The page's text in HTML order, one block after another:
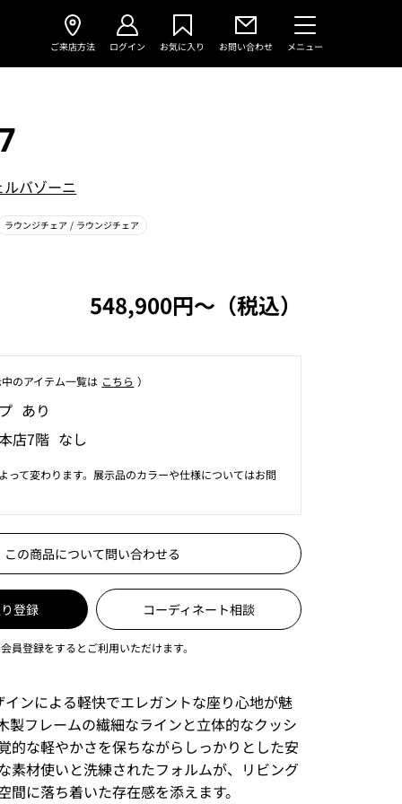
ご来店方法 ログイン お気に入り お問い合わせ メニュー
ルバゾーニ
ラウンジチェア/ ラウンジチェア
548,900円〜（税込）
のアイテム⼀覧は こちら ）
あり
店7階 なし
って変わります。展示品のカラーや仕様についてはお問
この商品について問い合わせる
登録 コーディネート相談
員登録をするとご利用いただけます。
ンによる軽快でエレガントな座り心地が魅
製フレームの繊細なラインと立体的なクッシ
的な軽やかさを保ちながらしっかりとした安
素材使いと洗練されたフォルムが、リビング
間に落ち着いた存在感を添えます。